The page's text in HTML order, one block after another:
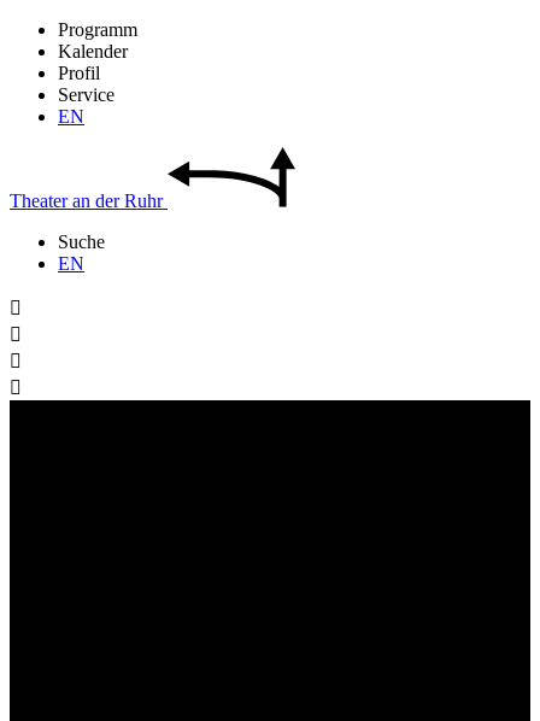
Programm
Kalender
Profil
Service
EN
Theateran derRuhr
Suche
EN



